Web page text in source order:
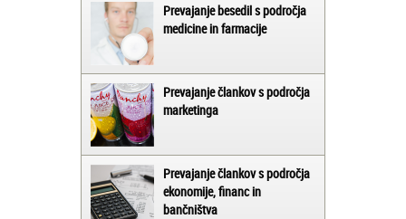
Prevajanje besedil s področja
medicine in farmacije
Prevajanje člankov s področja
marketinga
Prevajanje člankov s področja
ekonomije, financ in
bančništva